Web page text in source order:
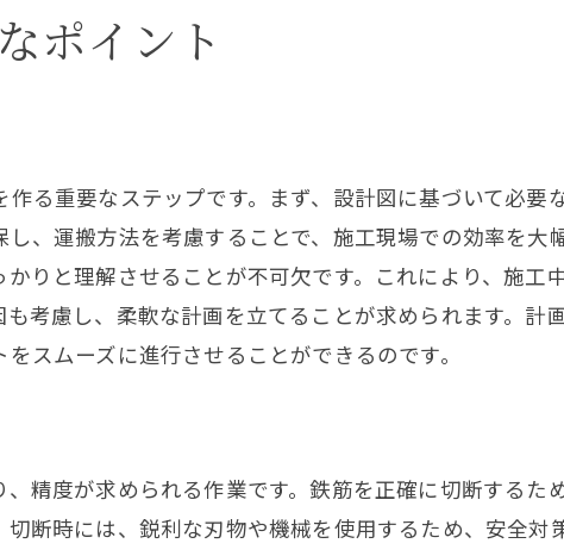
ショナルとしての心構え
クの構築と活用
減らすための工法
ネルギーとの連携
リサイクル技術
イフサイクル評価
技術と鉄筋の役割
ポイント
る重要なステップです。まず、設計図に基づいて必要
、運搬方法を考慮することで、施工現場での効率を大
りと理解させることが不可欠です。これにより、施工
考慮し、柔軟な計画を立てることが求められます。計
スムーズに進行させることができるのです。
精度が求められる作業です。鉄筋を正確に切断するた
断時には、鋭利な刃物や機械を使用するため、安全対